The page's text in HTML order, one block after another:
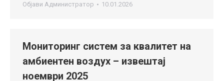
Објави Администратор 10.01.2026
Мониторинг систем за квалитет на
амбиентен воздух – извештај
ноември 2025